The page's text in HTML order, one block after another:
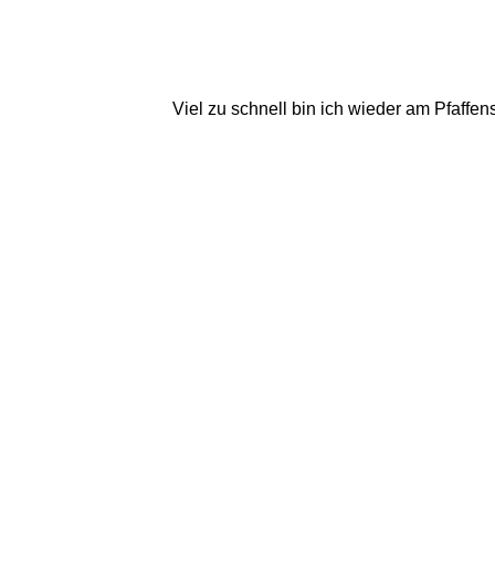
Viel zu schnell bin ich wieder am